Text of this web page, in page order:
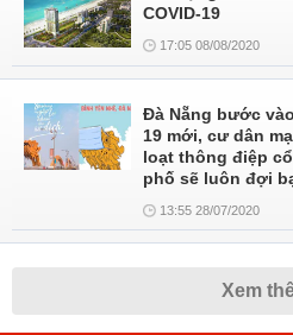
COVID-19
17:05 08/08/2020
Đà Nẵng bước
19 mới, cư dân
loạt thông điệp
phố sẽ luôn đợi
13:55 28/07/2020
Xem